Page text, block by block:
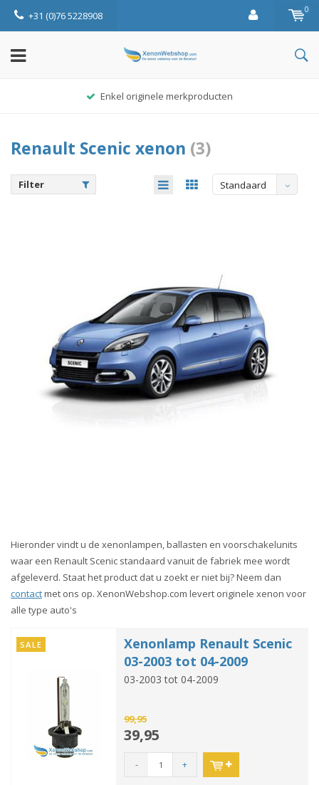
+31 (0)76 5228908 0
Enkel originele merkproducten
Renault Scenic xenon (3)
Filter Standaard
Hieronder vindt u de xenonlampen, ballasten en voorschakelunits
waar een Renault Scenic standaard vanuit de fabriek mee wordt
afgeleverd. Staat het product dat u zoekt er niet bij? Neem dan
contactmet ons op. XenonWebshop.com levert originele xenon voor
alle type auto's
SALE
Xenonlamp Renault Scenic
03-2003 tot 04-2009
03-2003 tot 04-2009
99,95
39,95
- +